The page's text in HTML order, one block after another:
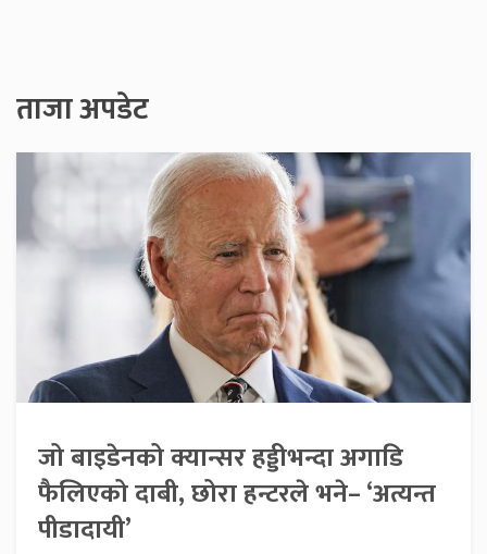
ताजा अपडेट
जो बाइडेनको क्यान्सर हड्डीभन्दा अगाडि
फैलिएको दाबी, छोरा हन्टरले भने– ‘अत्यन्त
पीडादायी’